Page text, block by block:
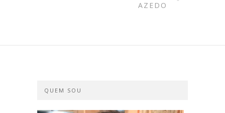
AZEDO
QUEM SOU